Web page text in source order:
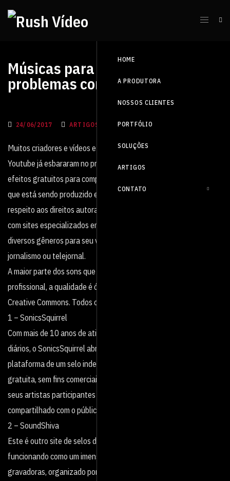
HOME
A PRODUTORA
NOSSOS CLIENTES
PORTFÓLIO
SOLUÇÕES
ARTIGOS
CONTATO
Músicas para vídeos sem
problemas com direitos autorais
24/06/2017 ARTIGOS, BLOG
Muitos criadores e vídeos e filmes, independentes ou até para
Youtube já esbararam no problema de encontrar músicas e
efeitos gratuitos para compor a trilha sonora do filme ou vídeo
que está sendo produzido e editado. O problema geralmente diz
respeito aos direitos autorais. Por isso a Rush montou essa lista
com sites especializados em trilhas sonoras instrumentais e de
diversos gêneros para seu vídeo, documentário, trabalho de
jornalismo ou telejornal.
A maior parte dos sons que você encontrará nesses sites é bem
profissional, a qualidade é ótima, e a maioria está licenciado sob
Creative Commons. Todos os sites estão em inglês:
1 – SonicsSquirrel
Com mais de 10 anos de atividades e cerca de 15 mil downloads
diários, o SonicsSquirrel abre a lista em grande estilo. O site é a
plataforma de um selo independente de distribuição de música
gratuita, sem fins comerciais, cujo principal objetivo é promover
seus artistas participantes para que seu trabalho seja
compartilhado com o público facilmente.
2 – SoundShiva
Este é outro site de selos de músicas independentes,
funcionando como um imenso catálogo de coletivos, artistas e
gravadoras, organizado por gênero. Sem fins comerciais, o serviço